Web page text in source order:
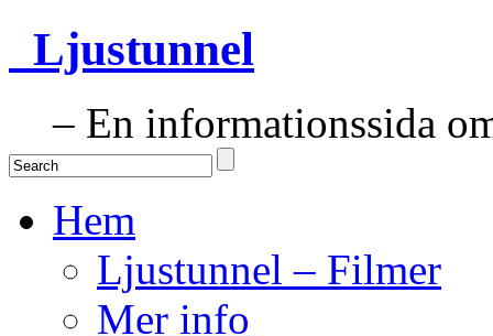
Ljustunnel
– En informationssida
Hem
Ljustunnel – Filmer
Mer info